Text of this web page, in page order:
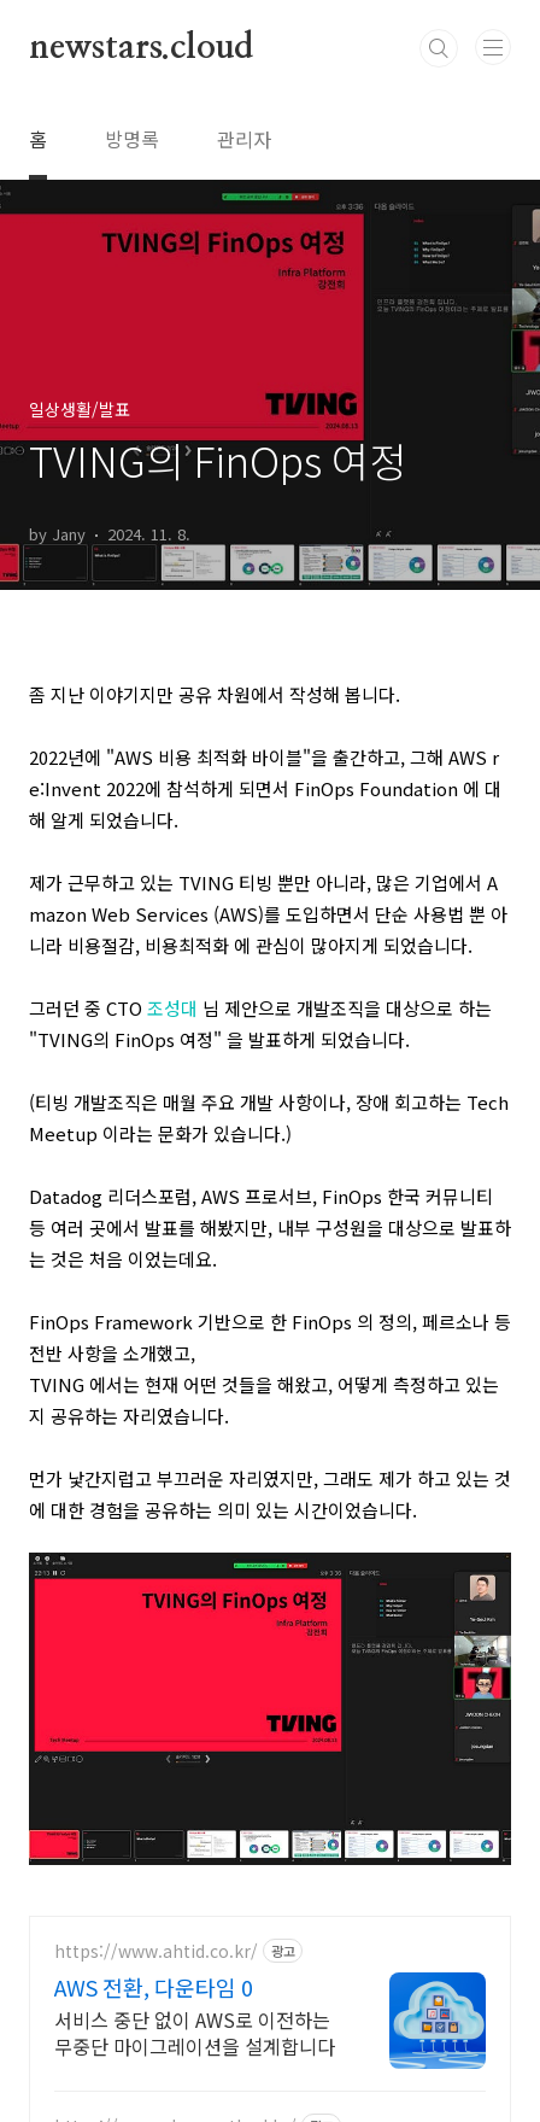
newstars.cloud
홈 방명록 관리자
일상생활/발표
TVING의 FinOps 여정
by Jany 2024. 11. 8.
좀 지난 이야기지만 공유 차원에서 작성해 봅니다.
2022년에 "AWS 비용 최적화 바이블"을 출간하고, 그해 AWS r
e:Invent 2022에 참석하게 되면서 FinOps Foundation 에 대
해 알게 되었습니다.
제가 근무하고 있는 TVING 티빙 뿐만 아니라, 많은 기업에서 A
mazon Web Services (AWS)를 도입하면서 단순 사용법 뿐 아
니라 비용절감, 비용최적화 에 관심이 많아지게 되었습니다.
그러던 중 CTO 조성대 님 제안으로 개발조직을 대상으로 하는
"TVING의 FinOps 여정" 을 발표하게 되었습니다.
(티빙 개발조직은 매월 주요 개발 사항이나, 장애 회고하는 Tech
Meetup 이라는 문화가 있습니다.)
Datadog 리더스포럼, AWS 프로서브, FinOps 한국 커뮤니티
등 여러 곳에서 발표를 해봤지만, 내부 구성원을 대상으로 발표하
는 것은 처음 이었는데요.
FinOps Framework 기반으로 한 FinOps 의 정의, 페르소나 등
전반 사항을 소개했고,
TVING 에서는 현재 어떤 것들을 해왔고, 어떻게 측정하고 있는
지 공유하는 자리였습니다.
먼가 낯간지럽고 부끄러운 자리였지만, 그래도 제가 하고 있는 것
에 대한 경험을 공유하는 의미 있는 시간이었습니다.
https://www.ahtid.co.kr/ 광고
AWS 전환, 다운타임 0
서비스 중단 없이 AWS로 이전하는
무중단 마이그레이션을 설계합니다